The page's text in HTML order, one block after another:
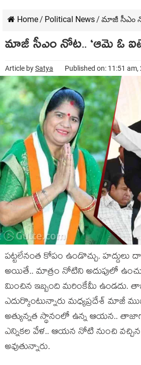
Home/ Political News/ మాజీ సీఎం
మాజీ సీఎం నోట.. ‘ఆమె ఓ
Article bySatya Published on: 11:51
పట్టలేనంత కోపం ఉండొచ్చు. హద్దులు
అయితే.. మాత్రం నోటిని అదుపులో
మించిన ఇబ్బంది మరింకేమీ ఉండదు.
ఎదుర్కొంటున్నారు మధ్యప్రదేశ్ మాజీ
అత్యున్నత స్థానంలో ఉన్న ఆయన..
ఎన్నికల వేళ.. ఆయన నోటి నుంచి
అవుతున్నారు.